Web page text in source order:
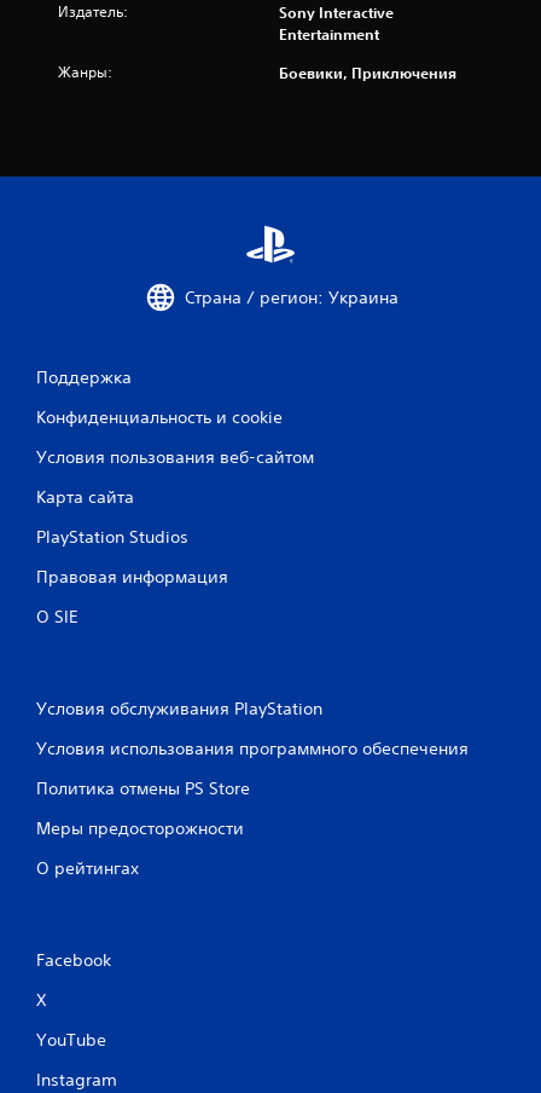
Издатель:
Sony Interactive
Entertainment
Жанры: Боевики, Приключения
Страна / регион: Украина
Поддержка
Конфиденциальность и cookie
Условия пользования веб-сайтом
Карта сайта
PlayStation Studios
Правовая информация
О SIE
Условия обслуживания PlayStation
Условия использования программного обеспечения
Политика отмены PS Store
Меры предосторожности
О рейтингах
Facebook
X
YouTube
Instagram